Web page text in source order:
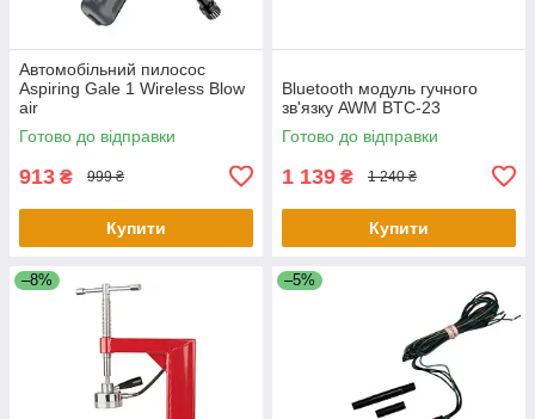
Автомобільний пилосос
Aspiring Gale 1 Wireless Blow
air
Готово до відправки
913 ₴ 999 ₴
Купити
Bluetooth модуль гучного
зв'язку AWM BTC-23
Готово до відправки
1 139 ₴ 1 240 ₴
Купити
–8% –5%